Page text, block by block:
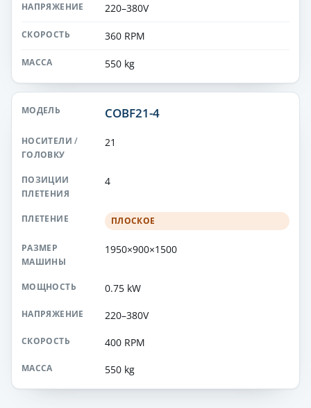
220–380V
360 RPM
550 kg
COBF21-4
21
4
ПЛОСКОЕ
1950×900×1500
0.75 kW
220–380V
400 RPM
550 kg